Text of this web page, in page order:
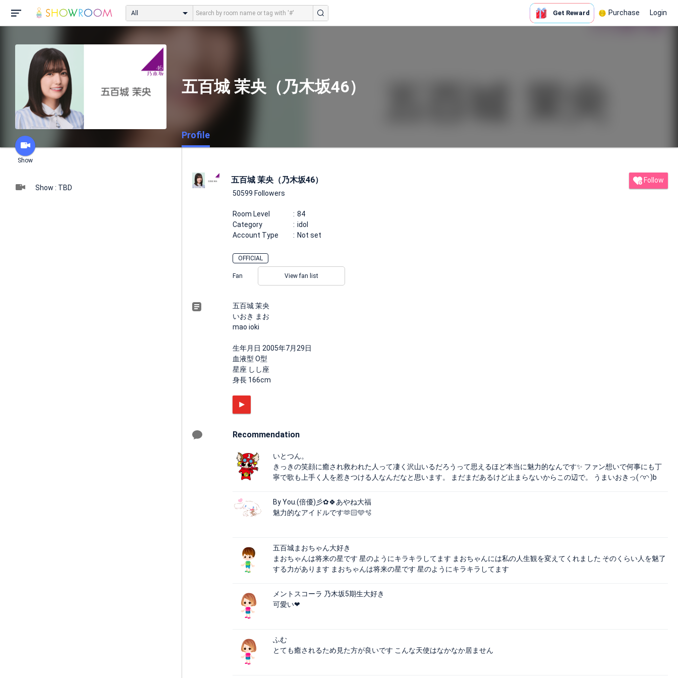
All Get Reward Purchase Login
Show
五百城 茉央（乃木坂46）
Profile
Show : TBD
五百城 茉央（乃木坂46）
50599 Followers
Follow
Room Level
84
Category
idol
Account Type
Not set
OFFICIAL
Fan View fan list
五百城 茉央
いおき まお
mao ioki
生年月日 2005年7月29日
血液型 O型
星座 しし座
身長 166cm
Recommendation
いとつん。
きっきの笑顔に癒され救われた人って凄く沢山いるだろうって思えるほど本当に魅力的なんです✨ ファン想いで何事にも丁
寧で歌も上手く人を惹きつける人なんだなと思います。 まだまだあるけど止まらないからこの辺で。 うまいおきっ( ◜▿◝ )b
By You.(倍優)彡✿🍀あやね大福
魅力的なアイドルです🫶🏻︎🩵🫧
五百城まおちゃん大好き
まおちゃんは将来の星です 星のようにキラキラしてます まおちゃんには私の人生観を変えてくれました そのくらい人を魅了
する力があります まおちゃんは将来の星です 星のようにキラキラしてます
メントスコーラ 乃木坂5期生大好き
可愛い❤
ふむ
とても癒されるため見た方が良いです こんな天使はなかなか居ません